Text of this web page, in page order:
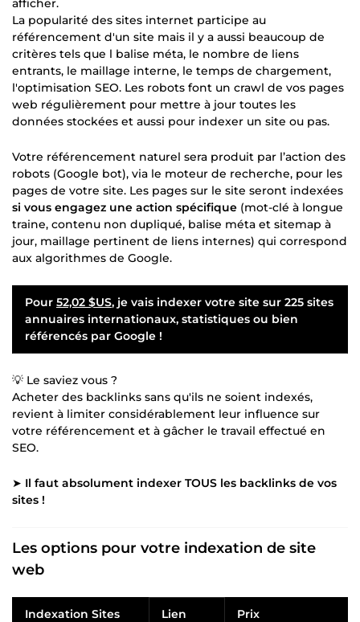
afficher.
La popularité des sites internet participe au
référencement d'un site mais il y a aussi beaucoup de
critères tels que l balise méta, le nombre de liens
entrants, le maillage interne, le temps de chargement,
l'optimisation SEO. Les robots font un crawl de vos pages
web régulièrement pour mettre à jour toutes les
données stockées et aussi pour indexer un site ou pas.
Votre référencement naturel sera produit par l’action des
robots (Google bot), via le moteur de recherche, pour les
pages de votre site. Les pages sur le site seront indexées
si vous engagez une action spécifique (mot-clé à longue
traine, contenu non dupliqué, balise méta et sitemap à
jour, maillage pertinent de liens internes) qui correspond
aux algorithmes de Google.
Pour 52,02 $US, je vais indexer votre site sur 225 sites
annuaires internationaux, statistiques ou bien
référencés par Google !
💡 Le saviez vous ?
Acheter des backlinks sans qu'ils ne soient indexés,
revient à limiter considérablement leur influence sur
votre référencement et à gâcher le travail effectué en
SEO.
➤ Il faut absolument indexer TOUS les backlinks de vos
sites !
Les options pour votre indexation de site
web
Indexation Sites Lien Prix